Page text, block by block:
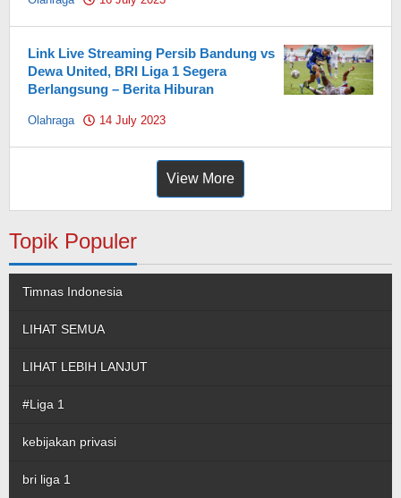
Link Live Streaming Persib Bandung vs
Dewa United, BRI Liga 1 Segera
Berlangsung – Berita Hiburan
Olahraga 14 July 2023
View More
Topik Populer
Timnas Indonesia
LIHAT SEMUA
LIHAT LEBIH LANJUT
#Liga 1
kebijakan privasi
bri liga 1